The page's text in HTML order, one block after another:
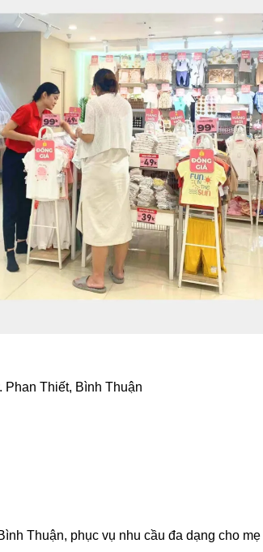
Phan Thiết, Bình Thuận
Thuận, phục vụ nhu cầu đa dạng cho mẹ